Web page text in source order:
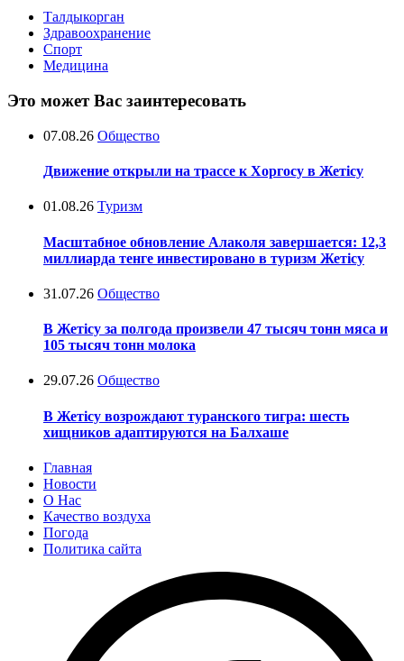
Талдыкорган
Здравоохранение
Спорт
Медицина
Это может Вас заинтересовать
07.08.26 Общество
Движение открыли на трассе к Хоргосу в Жетісу
01.08.26 Туризм
Масштабное обновление Алаколя завершается: 12,3
миллиарда тенге инвестировано в туризм Жетісу
31.07.26 Общество
В Жетісу за полгода произвели 47 тысяч тонн мяса и
105 тысяч тонн молока
29.07.26 Общество
В Жетісу возрождают туранского тигра: шесть
хищников адаптируются на Балхаше
Главная
Новости
О Нас
Качество воздуха
Погода
Политика сайта